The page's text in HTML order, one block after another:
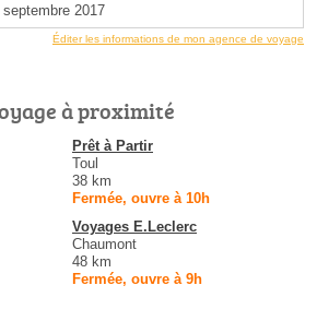
septembre 2017
Éditer les informations de mon agence de voyage
à proximité
Prêt à Partir
Toul
38 km
Fermée, ouvre à 10h
Voyages E.Leclerc
Chaumont
48 km
Fermée, ouvre à 9h